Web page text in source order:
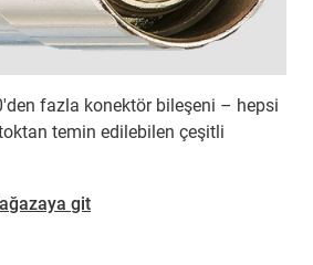
fazla konektör bileşeni – hepsi
temin edilebilen çeşitli
git